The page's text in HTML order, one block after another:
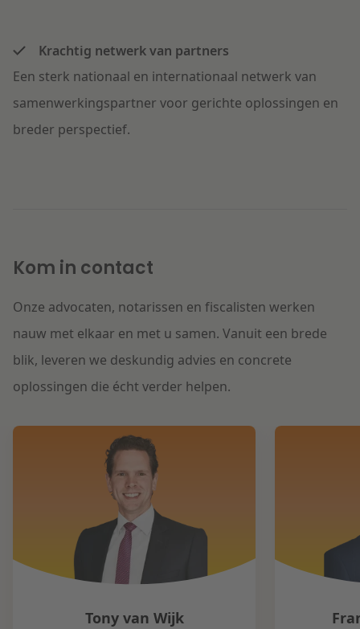
Krachtig netwerk van partners
Een sterk nationaal en internationaal netwerk van
samenwerkingspartner voor gerichte oplossingen en
breder perspectief.
Kom in contact
Onze advocaten, notarissen en fiscalisten werken
nauw met elkaar en met u samen. Vanuit een brede
blik, leveren we deskundig advies en concrete
oplossingen die écht verder helpen.
Tony van Wijk